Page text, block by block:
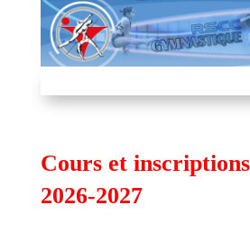
Cours et
2026-2027